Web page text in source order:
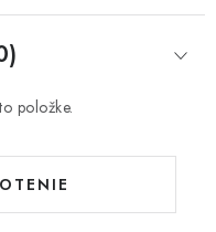
položke.